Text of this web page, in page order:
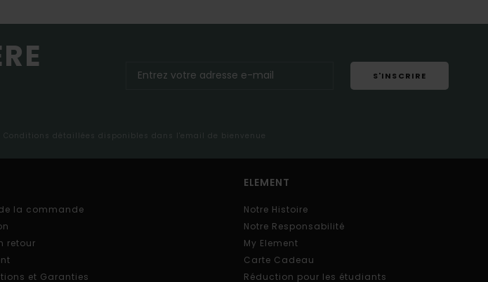
S'INSCRIRE
détaillées disponibles dans l'email de bienvenue
la commande
retour
et Garanties
ELEMENT
Notre Histoire
Notre Responsabilité
My Element
Carte Cadeau
Réduction pour les étudiants